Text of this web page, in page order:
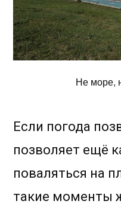
Не море,
Если погода
позволяет ещё
поваляться на
такие моменты